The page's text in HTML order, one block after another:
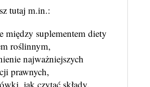
tutaj m.in.:
między suplementem diety
roślinnym,
najważniejszych
prawnych,
jak czytać składy,